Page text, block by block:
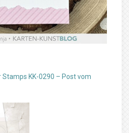
Stamps KK-0290 – Post vom